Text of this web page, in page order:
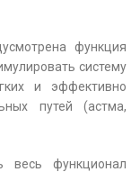
функция
систему
и эффективно
путей (астма,
весь функционал